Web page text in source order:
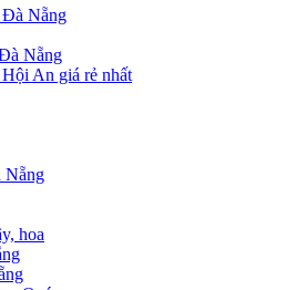
Đà Nẵng
Nẵng
An giá rẻ nhất
Nẵng
hoa